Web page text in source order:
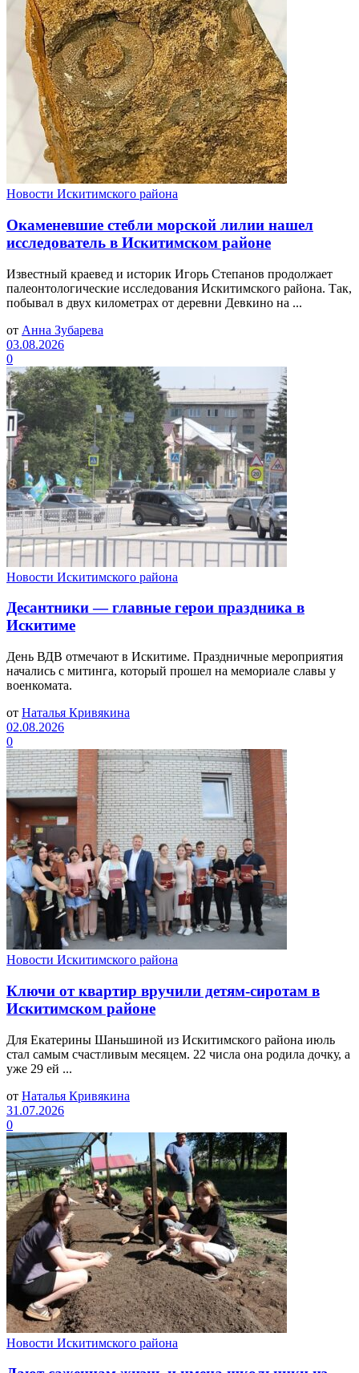
Новости Искитимского района
Окаменевшие стебли морской лилии нашел
исследователь в Искитимском районе
Известный краевед и историк Игорь Степанов продолжает
палеонтологические исследования Искитимского района. Так,
побывал в двух километрах от деревни Девкино на ...
от Анна Зубарева
03.08.2026
0
Новости Искитимского района
Десантники — главные герои праздника в
Искитиме
День ВДВ отмечают в Искитиме. Праздничные мероприятия
начались с митинга, который прошел на мемориале славы у
военкомата.
от Наталья Кривякина
02.08.2026
0
Новости Искитимского района
Ключи от квартир вручили детям-сиротам в
Искитимском районе
Для Екатерины Шаньшиной из Искитимского района июль
стал самым счастливым месяцем. 22 числа она родила дочку, а
уже 29 ей ...
от Наталья Кривякина
31.07.2026
0
Новости Искитимского района